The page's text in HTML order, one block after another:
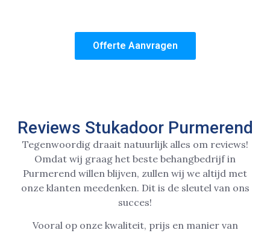
Offerte Aanvragen
Reviews Stukadoor Purmerend
Tegenwoordig draait natuurlijk alles om reviews!
Omdat wij graag het beste behangbedrijf in
Purmerend willen blijven, zullen wij we altijd met
onze klanten meedenken. Dit is de sleutel van ons
succes!
Vooral op onze kwaliteit, prijs en manier van